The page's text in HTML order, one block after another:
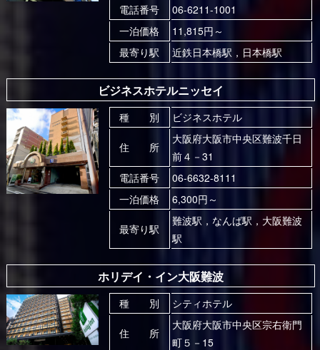
電話番号
06-6211-1001
一泊価格
11,815円～
最寄り駅
近鉄日本橋駅，日本橋駅
ビジネスホテルニッセイ
種 別 ビジネスホテル
住 所
大阪府大阪市中央区難波千日
前４－31
電話番号
06-6632-8111
一泊価格
6,300円～
最寄り駅
難波駅，なんば駅，大阪難波
駅
ホリデイ・イン大阪難波
種 別 シティホテル
住 所
大阪府大阪市中央区宗右衛門
町５－15